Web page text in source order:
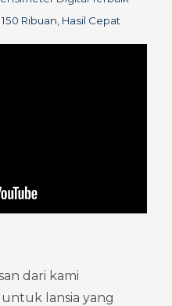
Ribuan, Hasil Cepat
dari kami
lansia yang